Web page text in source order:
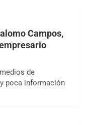
Campos,
de
poca información